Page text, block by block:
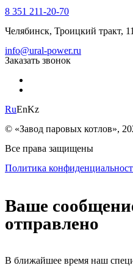
8 351 211-20-70
Челябинск, Троицкий тракт,
info@ural-power.ru
Заказать звонок
RuEnKz
© «Завод паровых котлов»,
Все права защищены
Политика
Ваше
отправлено
В ближайшее время наш